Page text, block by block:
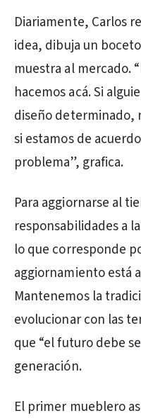
Diariamente, Carlos
idea, dibuja un
muestra al mercado.
hacemos acá. Si
diseño determinado,
si estamos de
problema”, grafica.
Para aggiornarse al
responsabilidades a
lo que corresponde
aggiornamiento está
Mantenemos la
evolucionar con las
que “el futuro debe
generación.
El primer mueblero